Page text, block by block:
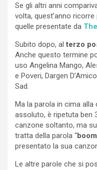
Se gli altri anni
volta, quest’anno
quelle presentate da
Subito dopo, alterzo
Anche questo termine
uso Angelina Mango,
e Poveri, Dargen
Sad.
Ma la parola in cima alla
assoluto, è ripetuta ben
canzone soltanto, ma
tratta della parola “boom
presentato la sua
Le altre parole che si